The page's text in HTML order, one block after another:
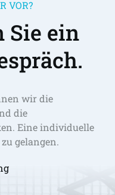
VOR?
Sie ein
wir die
die
Eine individuelle
gelangen.